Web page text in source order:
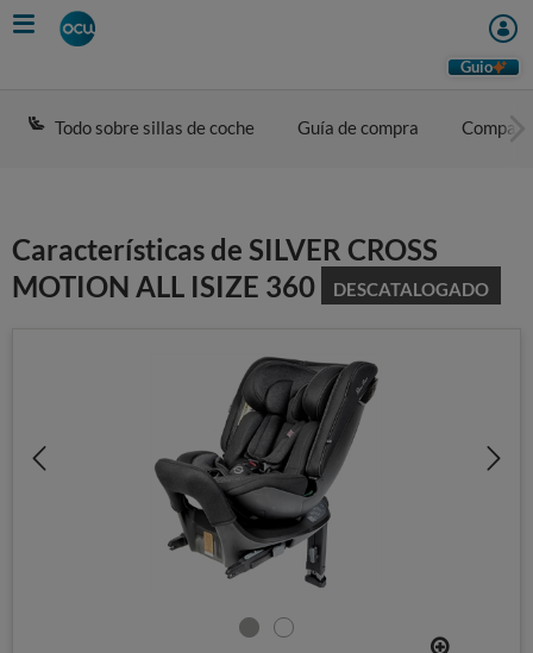
Skip
to
Guio
Todo sobre sillas de coche Guía de compra
Características de SILVER CROSS
MOTION ALL ISIZE 360
DESCATALOGADO